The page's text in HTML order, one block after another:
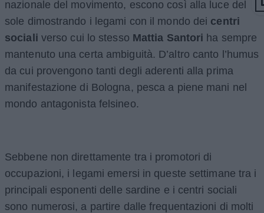
nazionale del movimento, escono così alla luce del
sole dimostrando i legami con il mondo dei centri
sociali verso cui lo stesso Mattia Santori ha sempre
mantenuto una certa ambiguità. D’altro canto l’humus
da cui provengono tanti degli aderenti alla prima
manifestazione di Bologna, pesca a piene mani nel
mondo antagonista felsineo.
Sebbene non direttamente tra i promotori di
occupazioni, i legami emersi in queste settimane tra i
principali esponenti delle sardine e i centri sociali
sono numerosi, a partire dalle frequentazioni di molti